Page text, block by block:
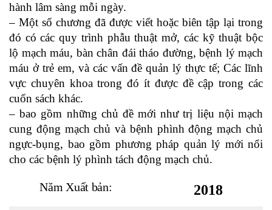
hành lâm sàng mỗi ngày.
– Một số chương đã được viết hoặc biên tập lại trong
đó có các quy trình phẫu thuật mở, các kỹ thuật bộc
lộ mạch máu, bàn chân đái tháo đường, bệnh lý mạch
máu ở trẻ em, và các vấn đề quản lý thực tế; Các lĩnh
vực chuyên khoa trong đó ít được đề cập trong các
cuốn sách khác.
– bao gồm những chủ đề mới như trị liệu nội mạch
cung động mạch chủ và bệnh phình động mạch chủ
ngực-bụng, bao gồm phương pháp quản lý mới nổi
cho các bệnh lý phình tách động mạch chủ.
Năm Xuất bản: 2018